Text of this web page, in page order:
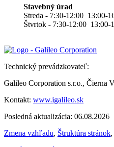
Stavebný úrad
Streda - 7:30-12:00 13:00-
Štvrtok - 7:30-12:00 13:00-
Technický prevádzkovateľ:
Galileo Corporation s.r.o., Čierna
Kontakt: www.igalileo.sk
Posledná aktualizácia: 06.08.2026
Zmena vzhľadu, Štruktúra stránok,